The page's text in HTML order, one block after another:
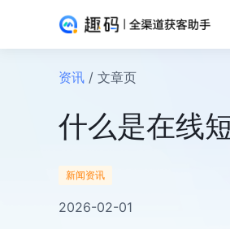
资讯 / 文章页
什么是在线
新闻资讯
2026-02-01